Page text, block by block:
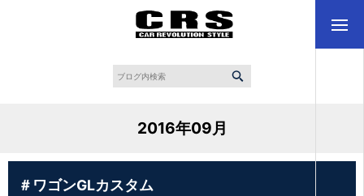
2016年09月
＃ワゴンGLカスタム